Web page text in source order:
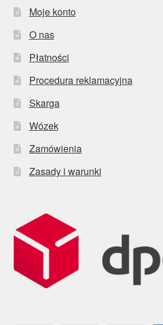
Moje konto
O nas
Płatności
Procedura reklamacyjna
Skarga
Wózek
Zamówienia
Zasady i warunki